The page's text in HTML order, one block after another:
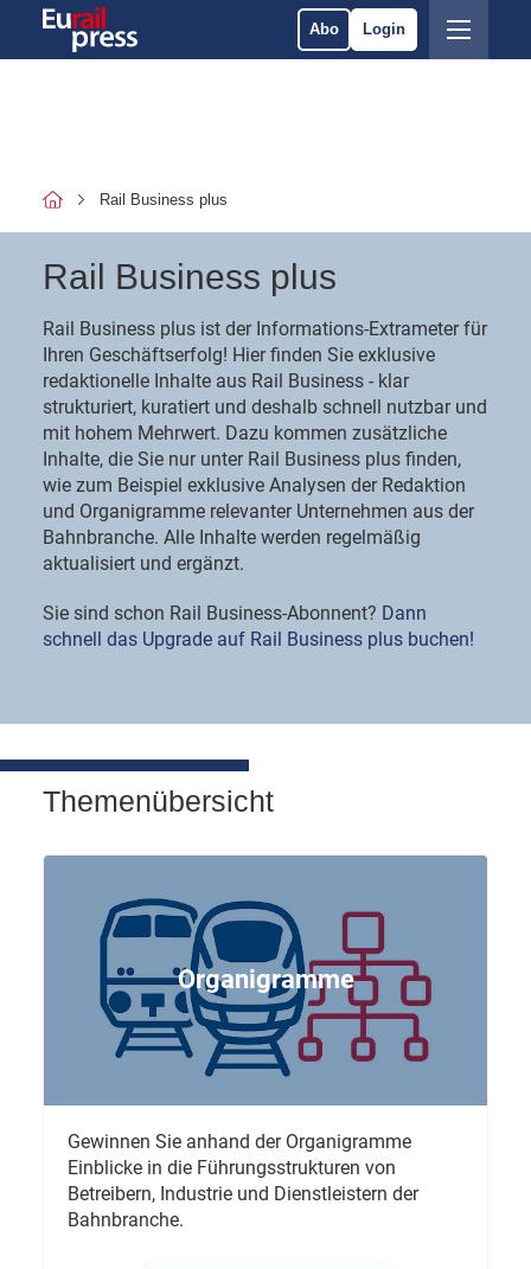
Abo Login
Rail Business plus
Rail Business plus
Rail Business plus ist der Informations-Extrameter für
Ihren Geschäftserfolg! Hier finden Sie exklusive
redaktionelle Inhalte aus Rail Business - klar
strukturiert, kuratiert und deshalb schnell nutzbar und
mit hohem Mehrwert. Dazu kommen zusätzliche
Inhalte, die Sie nur unter Rail Business plus finden,
wie zum Beispiel exklusive Analysen der Redaktion
und Organigramme relevanter Unternehmen aus der
Bahnbranche. Alle Inhalte werden regelmäßig
aktualisiert und ergänzt.
Sie sind schon Rail Business-Abonnent? Dann
schnell das Upgrade auf Rail Business plus buchen!
Themenübersicht
Organigramme
Gewinnen Sie anhand der Organigramme
Einblicke in die Führungsstrukturen von
Betreibern, Industrie und Dienstleistern der
Bahnbranche.